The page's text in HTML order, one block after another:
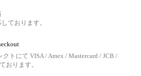
ております。
トにて VISA / Amex / Mastercard / JCB /
おります。